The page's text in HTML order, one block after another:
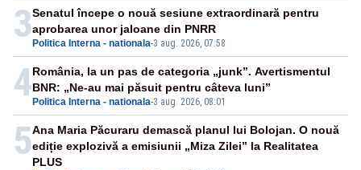
3 Politica Interna - nationala-3 aug. 2026, 07:58
Senatul începe o nouă sesiune extraordinară pentru
aprobarea unor jaloane din PNRR
4 Politica Interna - nationala-3 aug. 2026, 08:01
România, la un pas de categoria „junk”. Avertismentul
BNR: „Ne-au mai păsuit pentru câteva luni”
5Ana Maria Păcuraru demască planul lui Bolojan. O nouă
ediție explozivă a emisiunii „Miza Zilei” la Realitatea
PLUS